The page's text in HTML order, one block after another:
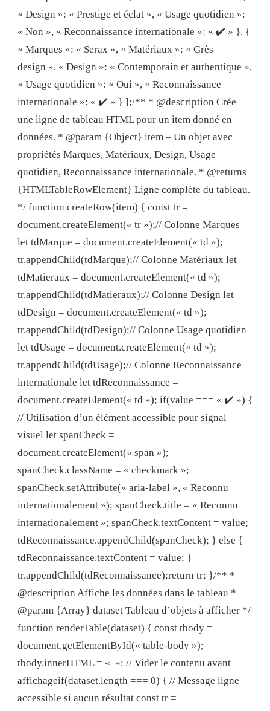
« Design »: « Prestige et éclat », « Usage quotidien »:
« Non », « Reconnaissance internationale »: « ✔️ » }, {
« Marques »: « Serax », « Matériaux »: « Grès
design », « Design »: « Contemporain et authentique »,
« Usage quotidien »: « Oui », « Reconnaissance
internationale »: « ✔️ » } ];/** * @description Crée
une ligne de tableau HTML pour un item donné en
données. * @param {Object} item – Un objet avec
propriétés Marques, Matériaux, Design, Usage
quotidien, Reconnaissance internationale. * @returns
{HTMLTableRowElement} Ligne complète du tableau.
*/ function createRow(item) { const tr =
document.createElement(« tr »);// Colonne Marques
let tdMarque = document.createElement(« td »);
tr.appendChild(tdMarque);// Colonne Matériaux let
tdMatieraux = document.createElement(« td »);
tr.appendChild(tdMatieraux);// Colonne Design let
tdDesign = document.createElement(« td »);
tr.appendChild(tdDesign);// Colonne Usage quotidien
let tdUsage = document.createElement(« td »);
tr.appendChild(tdUsage);// Colonne Reconnaissance
internationale let tdReconnaissance =
document.createElement(« td »); if(value === « ✔️ ») {
// Utilisation d’un élément accessible pour signal
visuel let spanCheck =
document.createElement(« span »);
spanCheck.className = « checkmark »;
spanCheck.setAttribute(« aria-label », « Reconnu
internationalement »); spanCheck.title = « Reconnu
internationalement »; spanCheck.textContent = value;
tdReconnaissance.appendChild(spanCheck); } else {
tdReconnaissance.textContent = value; }
tr.appendChild(tdReconnaissance);return tr; }/** *
@description Affiche les données dans le tableau *
@param {Array} dataset Tableau d’objets à afficher */
function renderTable(dataset) { const tbody =
document.getElementById(« table-body »);
tbody.innerHTML = « »; // Vider le contenu avant
affichageif(dataset.length === 0) { // Message ligne
accessible si aucun résultat const tr =